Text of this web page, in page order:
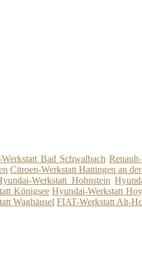
Bad Schwalbach
Citroen-Werkstatt Hattingen an
Werkstatt Hohnstein
Königsee Hyundai-Werkstatt
Waghäusel FIAT-Werkstatt Alt-